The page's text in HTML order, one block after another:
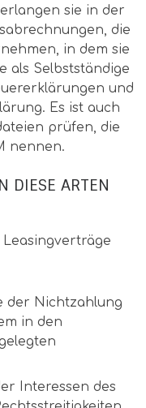
sie in der
die
in dem sie
als Selbstständige
und
Es ist auch
prüfen, die
nennen.
DIESE ARTEN
der Nichtzahlung
in den
Interessen des